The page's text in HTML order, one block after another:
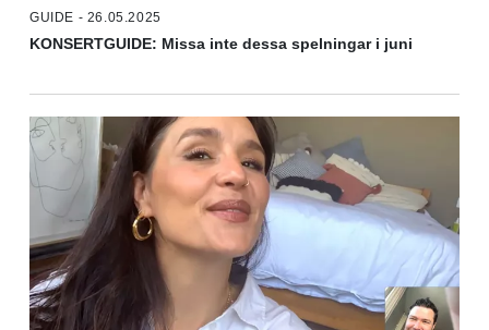
GUIDE - 26.05.2025
KONSERTGUIDE: Missa inte dessa spelningar i juni